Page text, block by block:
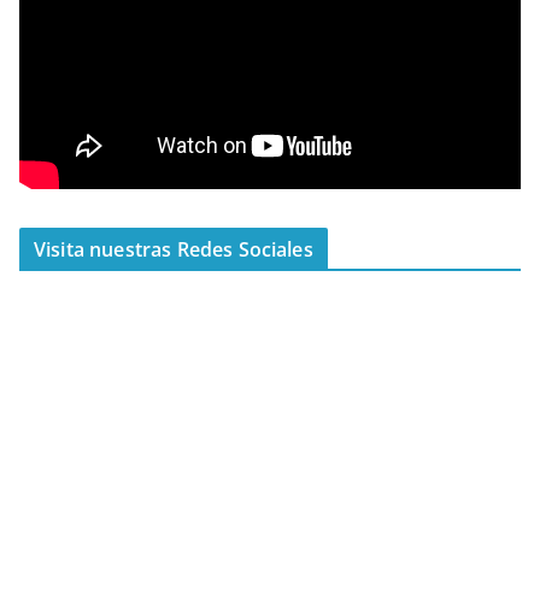
Visita nuestras Redes Sociales